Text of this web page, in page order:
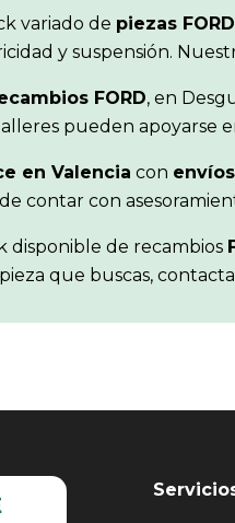
variado de piezas
y suspensión.
FORD, en
pueden apoyarse
en Valencia con
contar con
disponible de recambios
que buscas,